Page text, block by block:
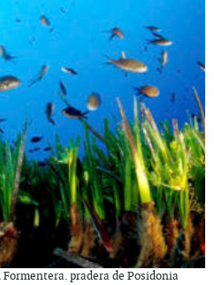
pradera de Posidonia